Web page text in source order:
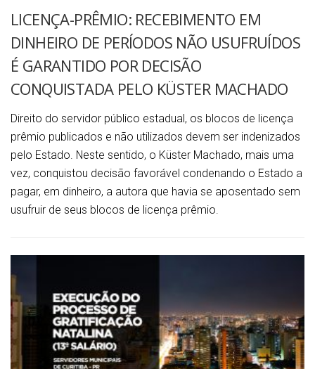
LICENÇA-PRÊMIO: RECEBIMENTO EM
DINHEIRO DE PERÍODOS NÃO USUFRUÍDOS
É GARANTIDO POR DECISÃO
CONQUISTADA PELO KÜSTER MACHADO
Direito do servidor público estadual, os blocos de licença
prêmio publicados e não utilizados devem ser indenizados
pelo Estado. Neste sentido, o Küster Machado, mais uma
vez, conquistou decisão favorável condenando o Estado a
pagar, em dinheiro, a autora que havia se aposentado sem
usufruir de seus blocos de licença prêmio.